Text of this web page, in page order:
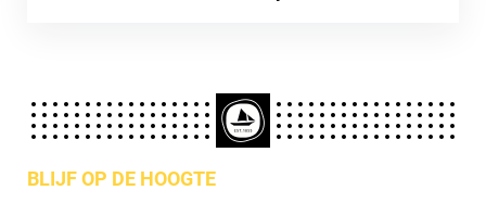
BLIJF OP DE HOOGTE